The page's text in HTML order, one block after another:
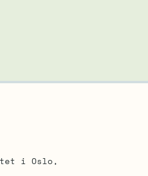
i Oslo